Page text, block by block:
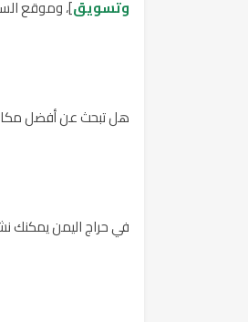
وتسويق]، وموقع
هل تبحث عن أفضل
في حراج اليمن يمكنك